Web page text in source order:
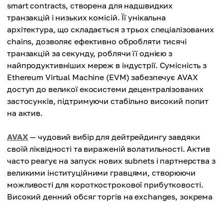
smart contracts, створена для надшвидких
транзакцій і низьких комісій. Її унікальна
архітектура, що складається з трьох спеціалізованих
chains, дозволяє ефективно обробляти тисячі
транзакцій за секунду, роблячи її однією з
найпродуктивніших мереж в індустрії. Сумісність з
Ethereum Virtual Machine (EVM) забезпечує AVAX
доступ до великої екосистеми децентралізованих
застосунків, підтримуючи стабільно високий попит
на актив.
AVAX — чудовий вибір для дейтрейдингу завдяки
своїй ліквідності та вираженій волатильності. Актив
часто реагує на запуск нових subnets і партнерства з
великими інституційними гравцями, створюючи
можливості для короткострокової прибутковості.
Високий денний обсяг торгів на exchanges, зокрема